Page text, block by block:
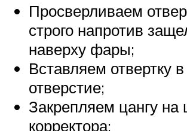
Просверливаем
строго напротив
наверху фары;
Вставляем отвертку в
отверстие;
Закрепляем цангу на
корректора;